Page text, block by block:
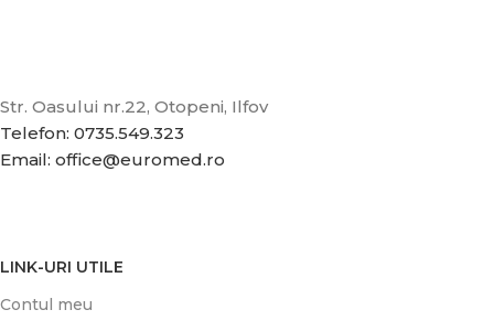
Str. Oasului nr.22, Otopeni, Ilfov
Telefon: 0735.549.323
Email: office@euromed.ro
LINK-URI UTILE
Contul meu